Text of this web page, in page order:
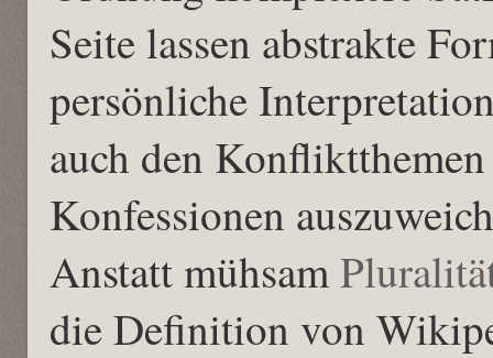
Seite lassen abstrakte
persönliche
auch den
Konfessionen
Anstatt mühsam
die Definition von